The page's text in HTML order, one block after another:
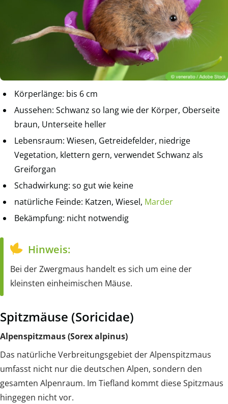
Körperlänge: bis 6 cm
Aussehen: Schwanz so lang wie der Körper, Oberseite
braun, Unterseite heller
Lebensraum: Wiesen, Getreidefelder, niedrige
Vegetation, klettern gern, verwendet Schwanz als
Greiforgan
Schadwirkung: so gut wie keine
natürliche Feinde: Katzen, Wiesel, Marder
Bekämpfung: nicht notwendig
Hinweis:
Bei der Zwergmaus handelt es sich um eine der
kleinsten einheimischen Mäuse.
Spitzmäuse (Soricidae)
Alpenspitzmaus (Sorex alpinus)
Das natürliche Verbreitungsgebiet der Alpenspitzmaus
umfasst nicht nur die deutschen Alpen, sondern den
gesamten Alpenraum. Im Tiefland kommt diese Spitzmaus
hingegen nicht vor.